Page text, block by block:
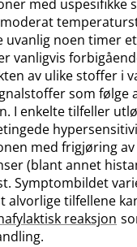
med uspesifikke
uvanlig noen timer
vanligvis
av ulike stoffer i
som følge
I enkelte tilfeller
med frigjøring av
(blant annet
Symptombildet
alvorlige tilfellene
reaksjon